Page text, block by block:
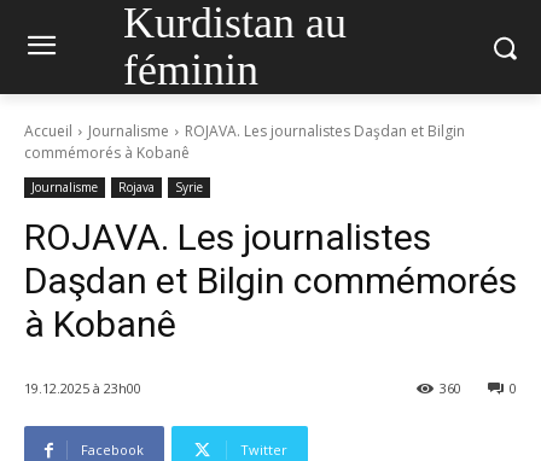
Kurdistan au
féminin
Accueil Journalisme
ROJAVA. Les journalistes Daşdan et Bilgin
commémorés à Kobanê
Journalisme Rojava Syrie
ROJAVA. Les journalistes
Daşdan et Bilgin commémorés
à Kobanê
19.12.2025 à 23h00 0
360
Facebook Twitter